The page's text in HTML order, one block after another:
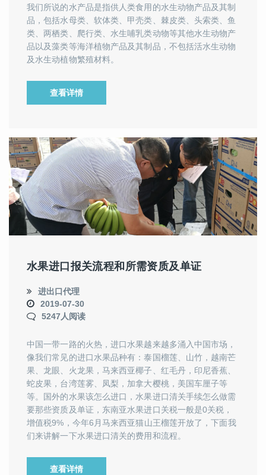
我们所说的水产品是指供人类食用的水生动物产品及其制
品，包括水母类、软体类、甲壳类、棘皮类、头索类、鱼
类、两栖类、爬行类、水生哺乳类动物等其他水生动物产
品以及藻类等海洋植物产品及其制品，不包括活水生动物
及水生动植物繁殖材料。
查看详情
水果进口报关流程和所需资质及单证
进出口代理
2019-07-30
5247人阅读
中国一带一路的火热，进口水果越来越多涌入中国市场，
像我们常见的进口水果品种有：泰国榴莲、山竹，越南芒
果、龙眼、火龙果，马来西亚椰子、红毛丹，印尼香蕉、
蛇皮果，台湾莲雾、凤梨，加拿大樱桃，美国车厘子等
等。国外的水果该怎么进口，水果进口清关手续怎么做需
要那些资质及单证，东南亚水果进口关税一般是0关税，
增值税9%，今年6月马来西亚猫山王榴莲开放了，下面我
们来讲解一下水果进口清关的费用和流程。
查看详情